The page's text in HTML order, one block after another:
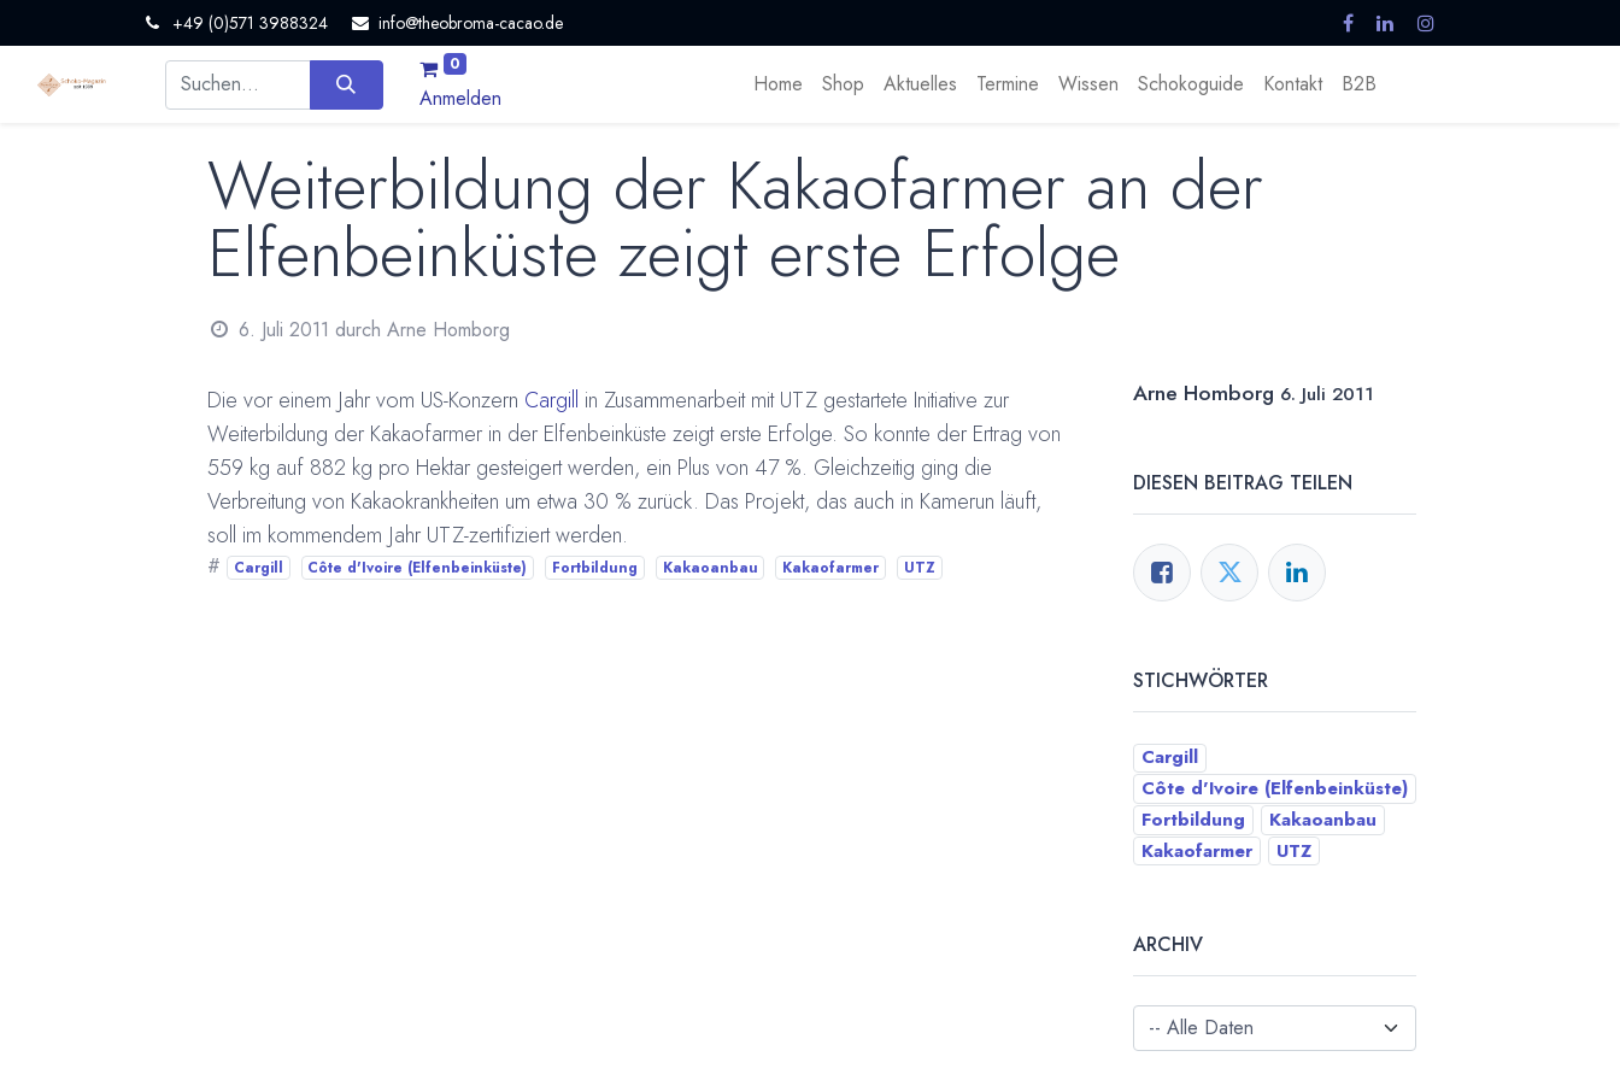
+49 (0)571 3988324 info@theobroma-cacao.de
0
Anmelden
Home Shop Aktuelles Termine Wissen Schokoguide Kontakt B2B
Weiterbildung der Kakaofarmer an der
Elfenbeinküste zeigt erste Erfolge
6. Juli 2011 durch Arne Homborg
Die vor einem Jahr vom US-Konzern Cargill in Zusammenarbeit mit UTZ gestartete Initiative zur
Weiterbildung der Kakaofarmer in der Elfenbeinküste zeigt erste Erfolge. So konnte der Ertrag von
559 kg auf 882 kg pro Hektar gesteigert werden, ein Plus von 47 %. Gleichzeitig ging die
Verbreitung von Kakaokrankheiten um etwa 30 % zurück. Das Projekt, das auch in Kamerun läuft,
soll im kommendem Jahr UTZ-zertifiziert werden.
# Cargill Côte d'Ivoire (Elfenbeinküste) Fortbildung Kakaoanbau Kakaofarmer UTZ
Arne Homborg 6. Juli 2011
DIESEN BEITRAG TEILEN
STICHWÖRTER
Cargill
Côte d'Ivoire (Elfenbeinküste)
Fortbildung
Kakaoanbau
Kakaofarmer
UTZ
ARCHIV